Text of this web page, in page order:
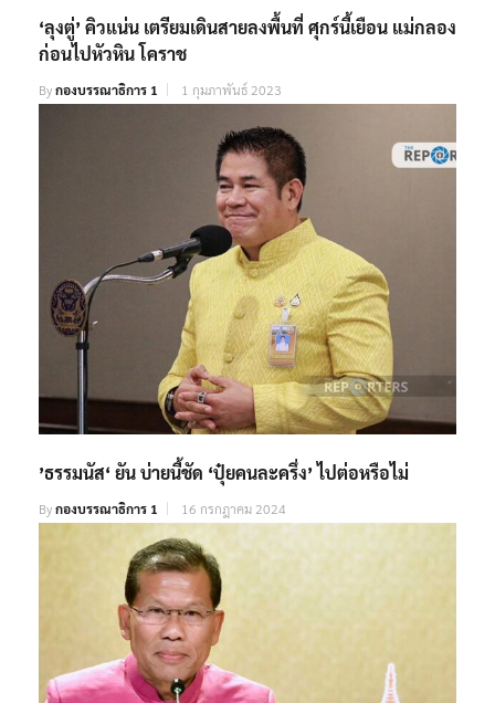
‘ลุงตู่’ คิวแน่น เตรียมเดินสายลงพื้นที่ ศุกร์นี้เยือน แม่กลอง
ก่อนไปหัวหิน โคราช
Byกองบรรณาธิการ 1 1 กุมภาพันธ์ 2023
’ธรรมนัส‘ ยัน บ่ายนี้ชัด ‘ปุ๋ยคนละครึ่ง’ ไปต่อหรือไม่
Byกองบรรณาธิการ 1 16 กรกฎาคม 2024